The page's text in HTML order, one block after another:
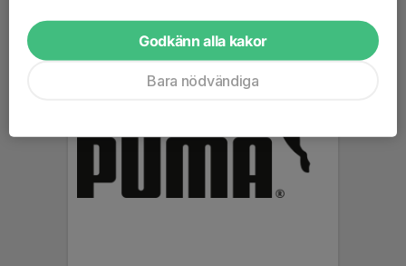
Godkänn alla kakor
Bara nödvändiga